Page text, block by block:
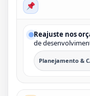
Reajuste nos
de
Planejamento &